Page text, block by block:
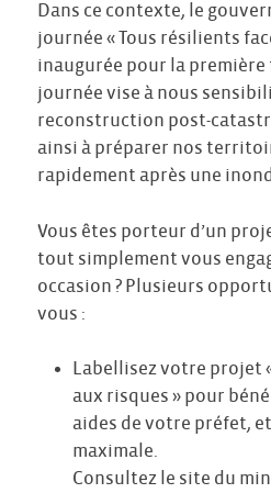
Dans ce contexte, le
journée « Tous résilients
inaugurée pour la première
journée vise à nous
reconstruction post-
ainsi à préparer nos
rapidement après une
Vous êtes porteur d’un
tout simplement vous
occasion ? Plusieurs
vous :
Labellisez votre projet
aux risques » pour
aides de votre préfet,
maximale.
Consultez le site du